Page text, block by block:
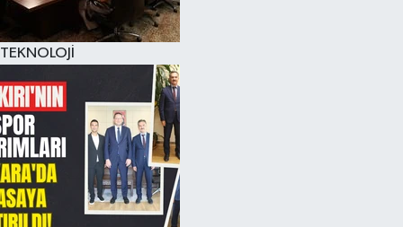
TEKNOLOJİ